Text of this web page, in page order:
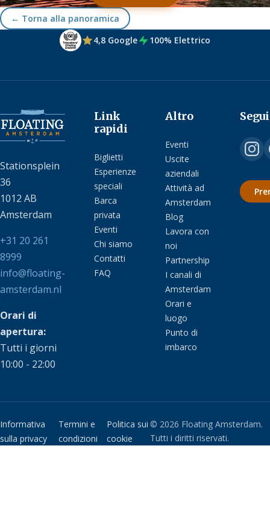
← Torna alla panoramica
4,8 Google
100% Elettrico
Stationsplein
36
1012 AB
Amsterdam
+31 20 261
8999
info@floating-
amsterdam.nl
Orari di
apertura:
Tutti i giorni
10:00 - 22:00
Link
rapidi
Biglietti
Esperienze
speciali
Barca
privata
Eventi
Chi siamo
Contatti
FAQ
Altro
Eventi
Uscite
aziendali
Attività ad
Amsterdam
Blog
Lavora con
noi
Partnership
I canali di
Amsterdam
Orari e
luogo
Punto di
imbarco
Informativa
sulla privacy
Termini e
condizioni
Politica sui
cookie
© 2026 Floating Amsterdam.
Tutti i diritti riservati.